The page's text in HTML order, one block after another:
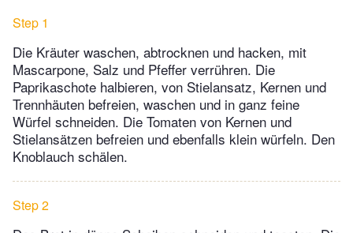
Step 1
Die Kräuter waschen, abtrocknen und hacken, mit
Mascarpone, Salz und Pfeffer verrühren. Die
Paprikaschote halbieren, von Stielansatz, Kernen und
Trennhäuten befreien, waschen und in ganz feine
Würfel schneiden. Die Tomaten von Kernen und
Stielansätzen befreien und ebenfalls klein würfeln. Den
Knoblauch schälen.
Step 2